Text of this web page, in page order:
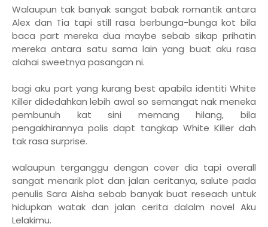
Walaupun tak banyak sangat babak romantik antara
Alex dan Tia tapi still rasa berbunga-bunga kot bila
baca part mereka dua maybe sebab sikap prihatin
mereka antara satu sama lain yang buat aku rasa
alahai sweetnya pasangan ni.
bagi aku part yang kurang best apabila identiti White
Killer didedahkan lebih awal so semangat nak meneka
pembunuh kat sini memang hilang, bila
pengakhirannya polis dapt tangkap White Killer dah
tak rasa surprise.
walaupun terganggu dengan cover dia tapi overall
sangat menarik plot dan jalan ceritanya, salute pada
penulis Sara Aisha sebab banyak buat reseach untuk
hidupkan watak dan jalan cerita dalalm novel Aku
Lelakimu.